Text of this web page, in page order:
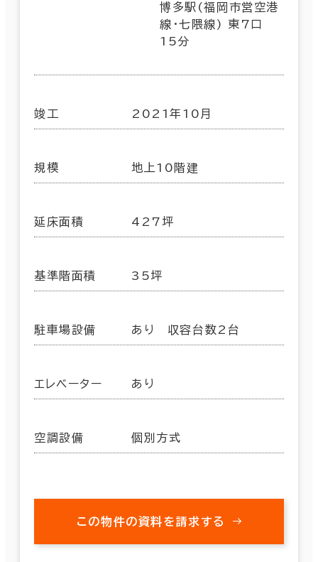
博多駅(福岡市営空港
線･七隈線) 東7口
15分
竣工 2021年10月
規模 地上10階建
延床面積 427坪
基準階面積 35坪
駐車場設備 あり 収容台数2台
エレベーター あり
空調設備 個別方式
この物件の資料を請求する